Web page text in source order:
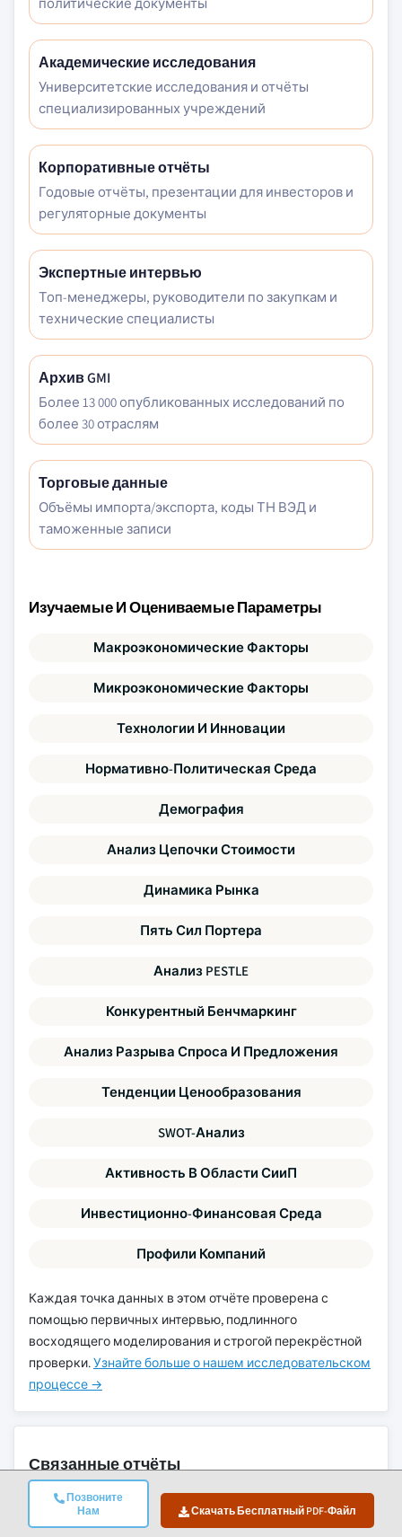
Позвоните
Нам
Скачать Бесплатный PDF-Файл
Академические исследования
Университетские исследования и отчёты
специализированных учреждений
Корпоративные отчёты
Годовые отчёты, презентации для инвесторов и
регуляторные документы
Экспертные интервью
Топ-менеджеры, руководители по закупкам и
технические специалисты
Архив GMI
Более 13 000 опубликованных исследований по
более 30 отраслям
Торговые данные
Объёмы импорта/экспорта, коды ТН ВЭД и
таможенные записи
Изучаемые И Оцениваемые Параметры
Макроэкономические Факторы
Микроэкономические Факторы
Технологии И Инновации
Нормативно-Политическая Среда
Демография
Анализ Цепочки Стоимости
Динамика Рынка
Пять Сил Портера
Анализ PESTLE
Конкурентный Бенчмаркинг
Анализ Разрыва Спроса И Предложения
Тенденции Ценообразования
SWOT-Анализ
Активность В Области СииП
Инвестиционно-Финансовая Среда
Профили Компаний
Каждая точка данных в этом отчёте проверена с
помощью первичных интервью, подлинного
восходящего моделирования и строгой перекрёстной
проверки.Узнайте больше о нашем исследовательском
процессе →
Связанные отчёты